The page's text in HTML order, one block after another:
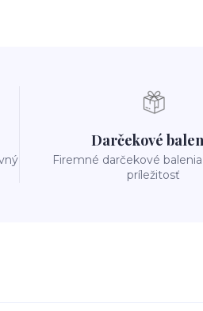
Darčekové
Firemné darčekové
príležitosť